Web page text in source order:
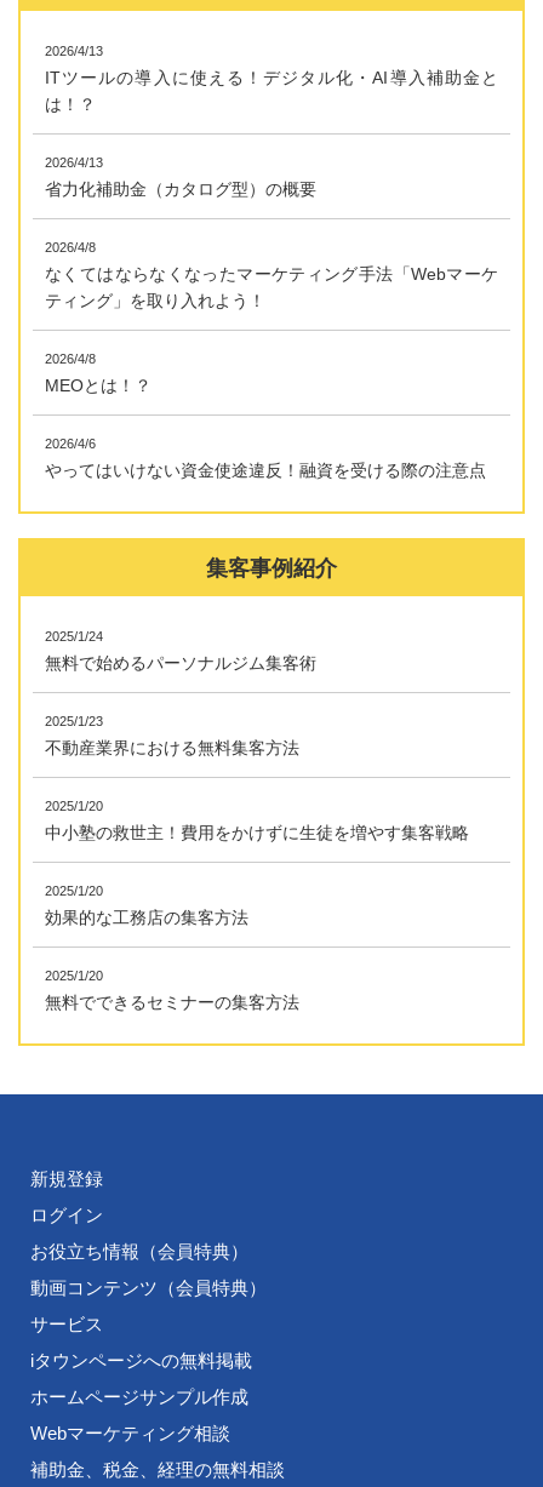
2026/4/13
ITツールの導入に使える！デジタル化・AI導入補助金と
は！？
2026/4/13
省力化補助金（カタログ型）の概要
2026/4/8
なくてはならなくなったマーケティング手法「Webマーケ
ティング」を取り入れよう！
2026/4/8
MEOとは！？
2026/4/6
やってはいけない資金使途違反！融資を受ける際の注意点
集客事例紹介
2025/1/24
無料で始めるパーソナルジム集客術
2025/1/23
不動産業界における無料集客方法
2025/1/20
中小塾の救世主！費用をかけずに生徒を増やす集客戦略
2025/1/20
効果的な工務店の集客方法
2025/1/20
無料でできるセミナーの集客方法
新規登録
ログイン
お役立ち情報（会員特典）
動画コンテンツ（会員特典）
サービス
iタウンページへの無料掲載
ホームページサンプル作成
Webマーケティング相談
補助金、税金、経理の無料相談